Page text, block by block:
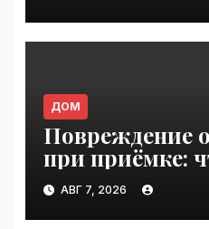
ДОМ
Повреждение
при приёмке:
зафиксировать
VseTime.ru
АВГ 7, 2026